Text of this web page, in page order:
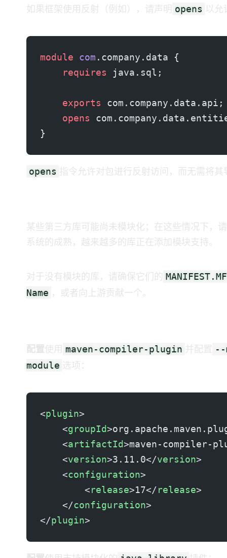
如果框架使用反射（例如 Spring, Hibernate），请声明 opens 以允
module com .company.data {
    requires
java.sql;
    exports
com.company.data.api;
    opens
}
opens 指令允许对包进行反射访问，而无需将其导
某些第三方库可能尚未模块化；在这些情况下，
系统的成熟，越来越多的库正在添加模块支持。
对于没有模块的库，请确保它们的 MANIFEST.MF
Name ，或者向上游贡献一个。
Maven 配置使用 maven-compiler-plugin 并配置 --
module 选项：
<plugin>
    <
groupId
    <
artifactId>maven-compiler-
    <
version>3.11.0</version>
    <
configuration>
        <
release>17</release>
    </
configuration>
</plugin>